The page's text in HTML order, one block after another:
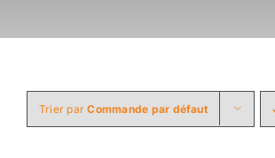
Trier parCommande par défaut